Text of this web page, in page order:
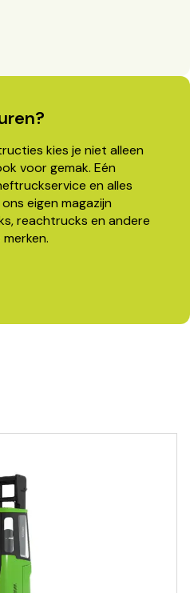
kies je niet alleen
voor gemak. Eén
en alles
eigen magazijn
reachtrucks en andere